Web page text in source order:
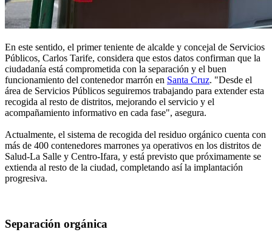
En este sentido, el primer teniente de alcalde y concejal de Servicios
Públicos, Carlos Tarife, considera que estos datos confirman que la
ciudadanía está comprometida con la separación y el buen
funcionamiento del contenedor marrón en Santa Cruz. "Desde el
área de Servicios Públicos seguiremos trabajando para extender esta
recogida al resto de distritos, mejorando el servicio y el
acompañamiento informativo en cada fase", asegura.
Actualmente, el sistema de recogida del residuo orgánico cuenta con
más de 400 contenedores marrones ya operativos en los distritos de
Salud-La Salle y Centro-Ifara, y está previsto que próximamente se
extienda al resto de la ciudad, completando así la implantación
progresiva.
Separación orgánica